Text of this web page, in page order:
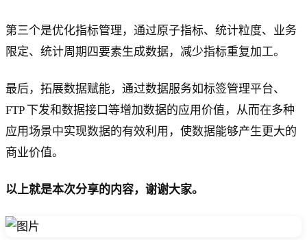
第三个是优化指标管理，通过原子指标、统计粒度、业务
限定、统计周期四要素生成数据，减少指标重复加工。
最后，拓展数据赋能，通过数据服务如标签管理平台、
FTP 下发和数据接口等增加数据的应用价值，从而在多种
应用场景中实现数据的有效利用，使数据能够产生更大的
商业价值。
以上就是本次分享的内容，谢谢大家。